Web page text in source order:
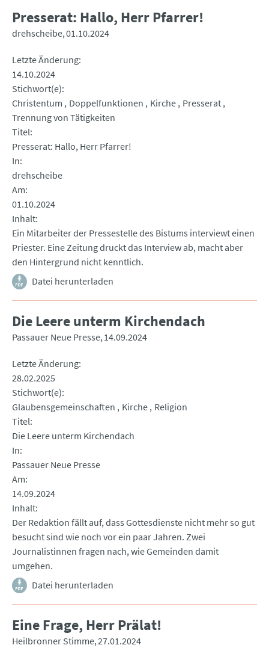
Presserat: Hallo, Herr Pfarrer!
drehscheibe 01.10.2024
Letzte Änderung
14.10.2024
Stichwort(e)
Christentum
Doppelfunktionen Kirche Presserat
Trennung von Tätigkeiten
Titel
Presserat: Hallo, Herr Pfarrer!
In
drehscheibe
Am
01.10.2024
Inhalt
Ein Mitarbeiter der Pressestelle des Bistums interviewt einen
Priester. Eine Zeitung druckt das Interview ab, macht aber
den Hintergrund nicht kenntlich.
Datei herunterladen
Die Leere unterm Kirchendach
Passauer Neue Presse 14.09.2024
Letzte Änderung
28.02.2025
Stichwort(e)
Glaubensgemeinschaften
Kirche Religion
Titel
Die Leere unterm Kirchendach
In
Passauer Neue Presse
Am
14.09.2024
Inhalt
Der Redaktion fällt auf, dass Gottesdienste nicht mehr so gut
besucht sind wie noch vor ein paar Jahren. Zwei
Journalistinnen fragen nach, wie Gemeinden damit
umgehen.
Datei herunterladen
Eine Frage, Herr Prälat!
Heilbronner Stimme 27.01.2024